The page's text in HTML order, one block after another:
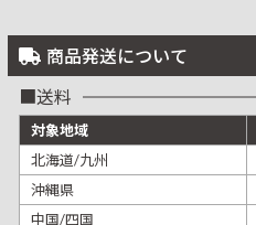
商品発送について
送料
対象地域
北海道/九州
沖縄県
中国/四国